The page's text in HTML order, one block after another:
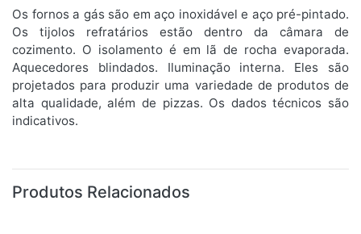
Os fornos a gás são em aço inoxidável e aço pré-pintado.
Os tijolos refratários estão dentro da câmara de
cozimento. O isolamento é em lã de rocha evaporada.
Aquecedores blindados. Iluminação interna. Eles são
projetados para produzir uma variedade de produtos de
alta qualidade, além de pizzas. Os dados técnicos são
indicativos.
Produtos Relacionados